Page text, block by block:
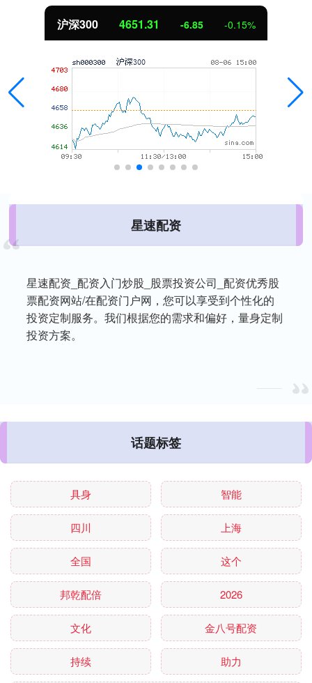
北证50 1122.88 0.30%
星速配资
星速配资_配资入门炒股_股票投资公司_配资优秀股
票配资网站/在配资门户网，您可以享受到个性化的
投资定制服务。我们根据您的需求和偏好，量身定制
投资方案。
话题标签
具身 智能
四川 上海
全国 这个
邦乾配倍 2026
文化 金八号配资
持续 助力